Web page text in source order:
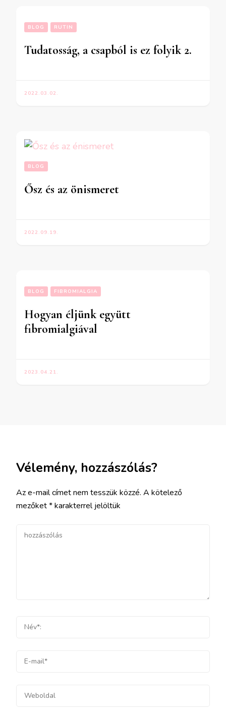
BLOG RUTIN
Tudatosság, a csapból is ez folyik 2.
2022.03.02.
BLOG
Ősz és az önismeret
2022.09.19.
BLOG FIBROMIALGIA
Hogyan éljünk együtt
fibromialgiával
2023.04.21.
Vélemény, hozzászólás?
Az e-mail címet nem tesszük közzé. A kötelező
mezőket*karakterrel jelöltük